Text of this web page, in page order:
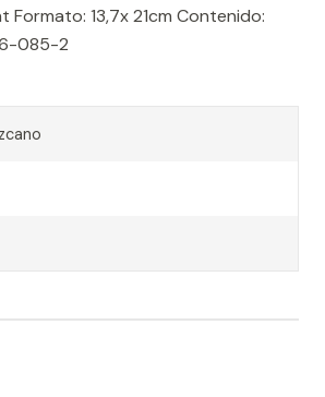
13,7x 21cm Contenido:
085-2